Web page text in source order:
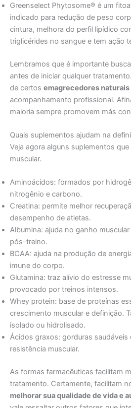
Greenselect Phytosome® é um
indicado para redução de peso
cintura, melhora do perfil lipídico
triglicérides no sangue e tem ação
Lembramos que é importante
antes de iniciar qualquer
de certos emagrecedores naturais
acompanhamento profissional.
maioria sempre promovem más
Quais suplementos ajudam na
Veja agora alguns suplementos
muscular.
Aminoácidos: formados por
nitrogênio e carbono.
Creatina: permite melhor
desempenho de atletas.
Albumina: ajuda no ganho
pós-treino.
BCAA: ajuda na produção de
imune do corpo.
Glutamina: traz alívio do estresse
provocado por treinos intensos.
Whey protein: base de proteínas
crescimento muscular e definição.
isolado ou hidrolisado.
Ácidos graxos: gorduras saudáveis
resistência muscular.
As formas farmacêuticas facilitam
tratamento. Certamente, facilitam
melhorar sua qualidade de vida e